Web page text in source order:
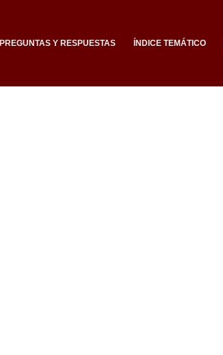
PREGUNTAS Y RESPUESTAS ÍNDICE TEMÁTICO